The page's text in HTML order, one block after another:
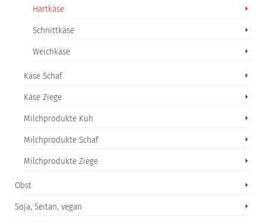
Hartkäse
Schnittkäse
Weichkäse
Käse Schaf
Käse Ziege
Milchprodukte Kuh
Milchprodukte Schaf
Milchprodukte Ziege
Obst
Soja, Seitan, vegan